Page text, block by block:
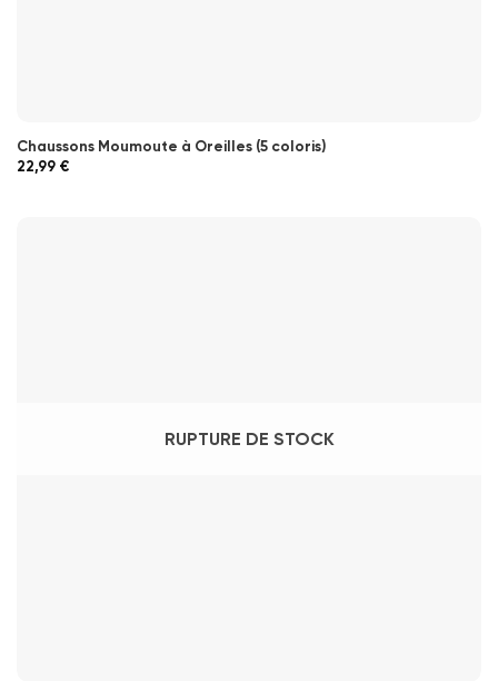
Chaussons Moumoute à Oreilles (5 coloris)
22,99 €
RUPTURE DE STOCK